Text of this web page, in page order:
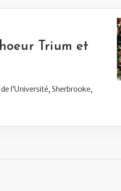
Trium et
l’Université, Sherbrooke,